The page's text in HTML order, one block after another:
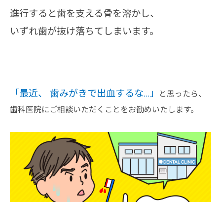
進行すると歯を支える骨を溶かし、
いずれ歯が抜け落ちてしまいます。
「最近、 歯みがきで出血するな…」
と思ったら、
歯科医院にご相談いただくことをお勧めいたします。